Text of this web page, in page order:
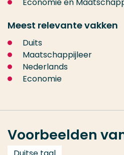
Meest relevante vakken
Duits
Maatschappijleer
Nederlands
Economie
Voorbeelden